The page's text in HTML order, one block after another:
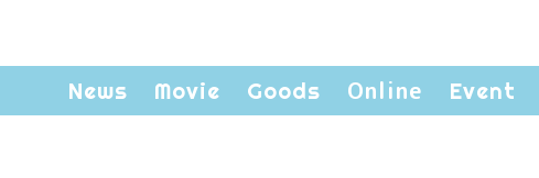
News Movie Goods Online Event